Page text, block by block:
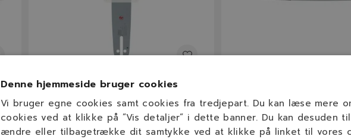
543479
13"(33cm) / .325" / 1,5mm / 56 dl
OREGON Sværd- og kædesæt til
bla. Husqvarna og Jonsered
13" (33cm) / .325" / 1,5mm
ControlCut Sværd
Denne hjemmeside bruger cookies
Vi bruger egne cookies samt cookies fra tredjepart. Du kan læse mere
cookies ved at klikke på ”Vis detaljer” i dette banner. Du kan desuden
ændre eller tilbagetrække dit samtykke ved at klikke på linket til vores